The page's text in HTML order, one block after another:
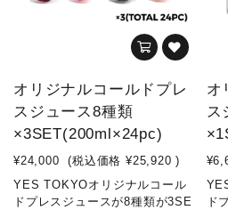
オリジナルコールドプレ
スジュース8種類
×3SET(200ml×24pc)
¥24,000 (税込価格 ¥25,920 )
YES TOKYOオリジナルコール
ドプレスジュースが8種類が3SE
オ
ス
ド